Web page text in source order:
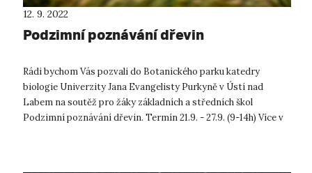
12. 9. 2022
Podzimní poznávání dřevin
Rádi bychom Vás pozvali do Botanického parku katedry
biologie Univerzity Jana Evangelisty Purkyně v Ústí nad
Labem na soutěž pro žáky základních a středních škol
Podzimní poznávání dřevin. Termín 21.9. - 27.9. (9-14h) Více v